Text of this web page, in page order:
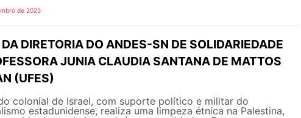
de 2025
DIRETORIA DO ANDES-SN DE SOLIDARIEDADE
JUNIA CLAUDIA SANTANA DE MATTOS
(UFES)
colonial de Israel, com suporte político e militar do
estadunidense, realiza uma limpeza étnica na Palestina,